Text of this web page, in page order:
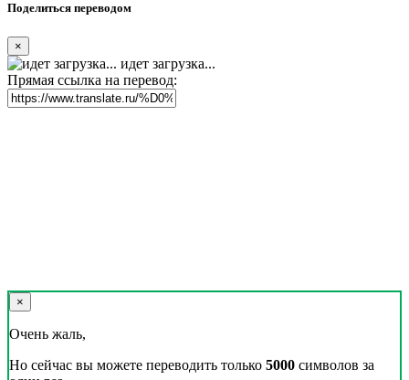
Поделиться переводом
×
идет загрузка...
Прямая ссылка на перевод:
×
Очень жаль,
Но сейчас вы можете переводить только 5000 символов за